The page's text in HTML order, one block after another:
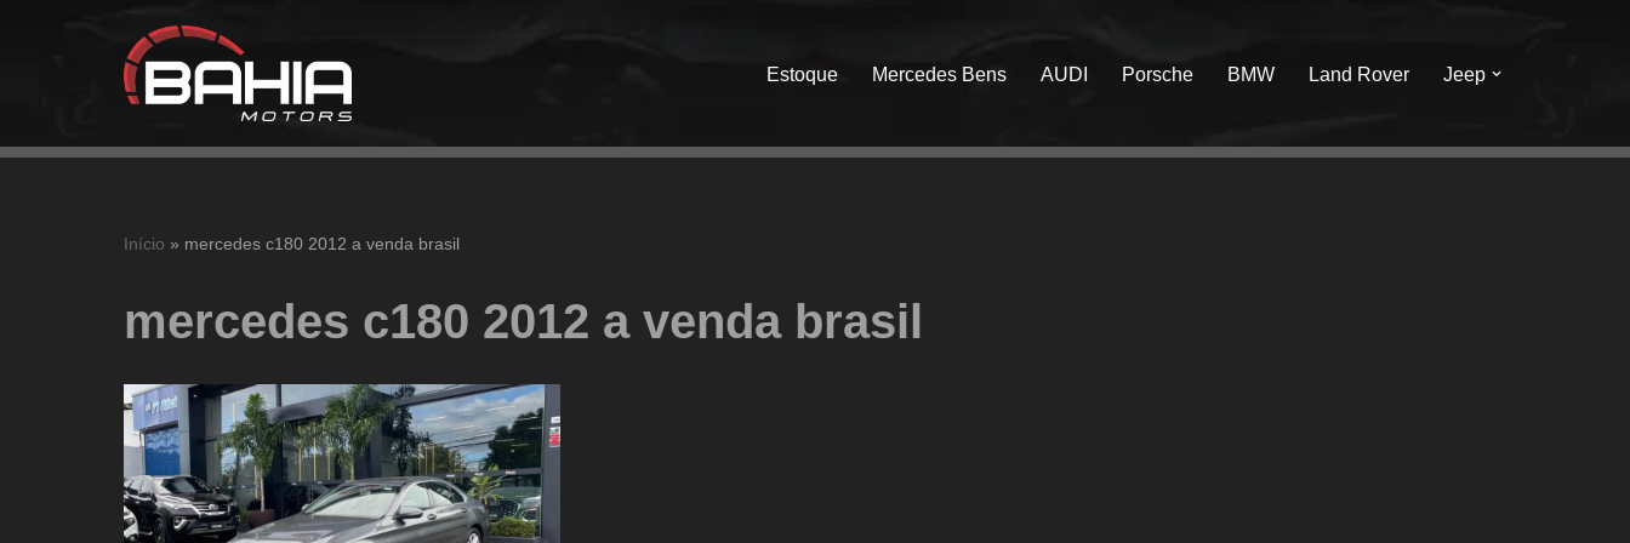
Estoque Mercedes Bens AUDI Porsche BMW Land Rover Jeep
Início » mercedes c180 2012 a venda brasil
mercedes c180 2012 a venda brasil